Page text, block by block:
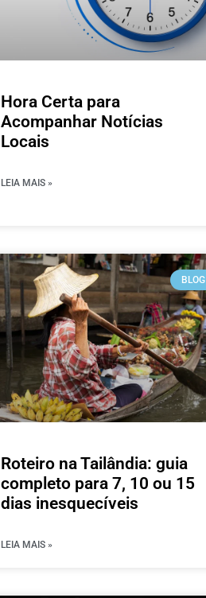
Hora Certa para
Acompanhar Notícias
Locais
LEIA MAIS »
BLOG
Roteiro na Tailândia: guia
completo para 7, 10 ou 15
dias inesquecíveis
LEIA MAIS »